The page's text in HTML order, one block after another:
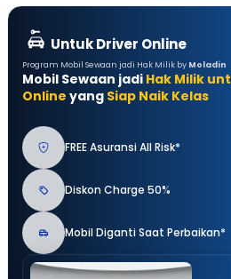
Untuk Driver Online
Program Mobil Sewaan jadi Hak Milik by Moladin
Mobil Sewaan jadi Hak Milik
Online yang Siap Naik Kelas
FREE Asuransi All Risk*
Diskon Charge 50%
Mobil Diganti Saat Perbaikan*